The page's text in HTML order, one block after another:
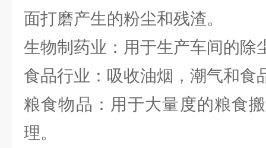
面打磨产生的粉尘和残渣。
生物制药业：用于生产车间的除
食品行业：吸收油烟，潮气和食
粮食物品：用于大量度的粮食
理。